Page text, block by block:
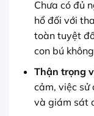
Chưa có đủ
hổ đối với
toàn tuyệt
con bú
Thận trọng
cảm, việc sử
và giám sát